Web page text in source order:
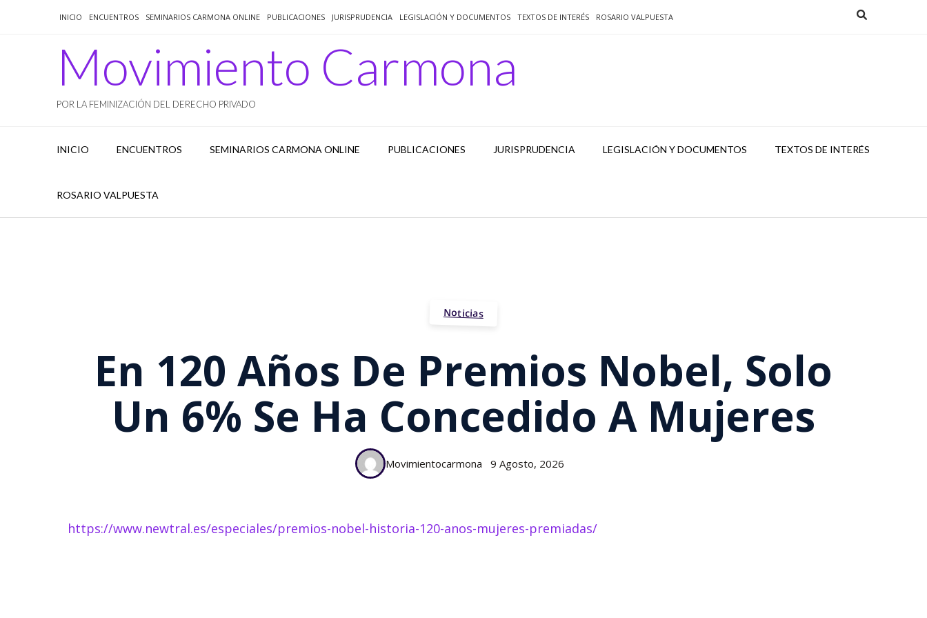
INICIO ENCUENTROS SEMINARIOS CARMONA ONLINE PUBLICACIONES JURISPRUDENCIA LEGISLACIÓN Y DOCUMENTOS TEXTOS DE INTERÉS ROSARIO VALPUESTA
Movimiento Carmona
POR LA FEMINIZACIÓN DEL DERECHO PRIVADO
INICIO ENCUENTROS SEMINARIOS CARMONA ONLINE PUBLICACIONES JURISPRUDENCIA LEGISLACIÓN Y DOCUMENTOS TEXTOS DE INTERÉS
ROSARIO VALPUESTA
Noticias
En 120 Años De Premios Nobel, Solo
Un 6% Se Ha Concedido A Mujeres
Movimientocarmona 9 Agosto, 2026
https://www.newtral.es/especiales/premios-nobel-historia-120-anos-mujeres-premiadas/